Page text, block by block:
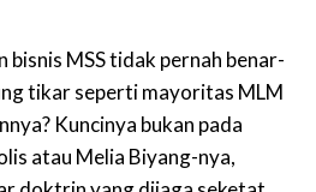
bisnis MSS tidak pernah benar-
tikar seperti mayoritas MLM
Kuncinya bukan pada
atau Melia Biyang-nya,